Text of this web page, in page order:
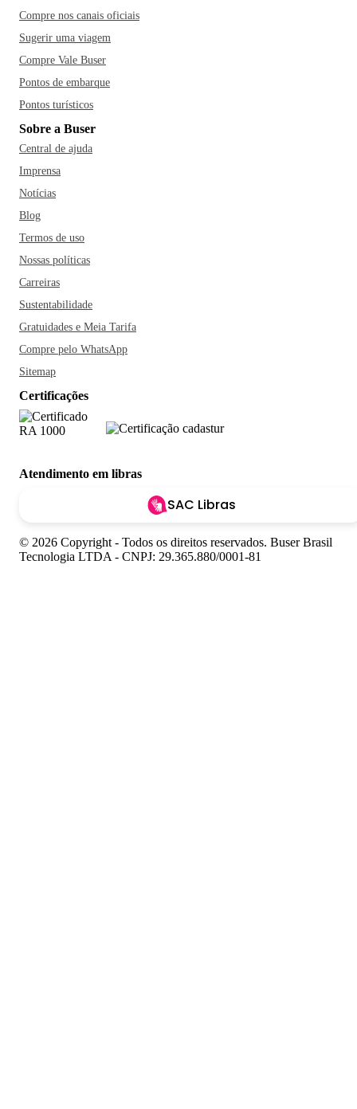
Compre nos canais oficiais
Sugerir uma viagem
Compre Vale Buser
Pontos de embarque
Pontos turísticos
Sobre a Buser
Central de ajuda
Imprensa
Notícias
Blog
Termos de uso
Nossas políticas
Carreiras
Sustentabilidade
Gratuidades e Meia Tarifa
Compre pelo WhatsApp
Sitemap
Certificações
Atendimento em libras
SAC Libras
© 2026 Copyright - Todos os direitos reservados. Buser Brasil
Tecnologia LTDA - CNPJ: 29.365.880/0001-81